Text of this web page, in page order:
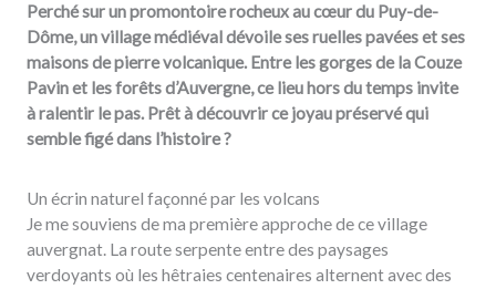
Perché sur un promontoire rocheux au cœur du Puy-de-
Dôme, un village médiéval dévoile ses ruelles pavées et ses
maisons de pierre volcanique. Entre les gorges de la Couze
Pavin et les forêts d’Auvergne, ce lieu hors du temps invite
à ralentir le pas. Prêt à découvrir ce joyau préservé qui
semble figé dans l’histoire ?
Un écrin naturel façonné par les volcans
Je me souviens de ma première approche de ce village
auvergnat. La route serpente entre des paysages
verdoyants où les hêtraies centenaires alternent avec des